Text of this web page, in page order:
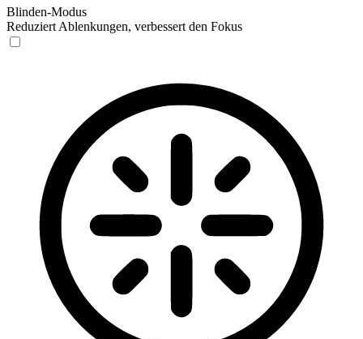
Blinden-Modus
Reduziert Ablenkungen, verbessert den Fokus